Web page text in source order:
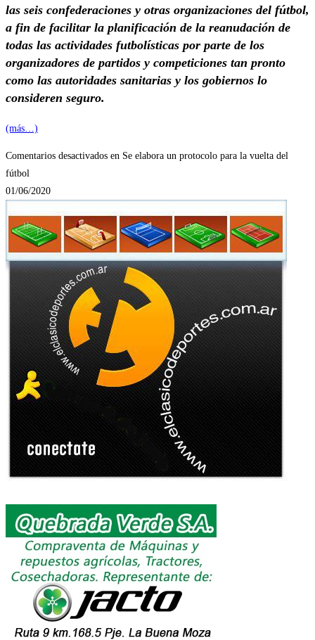
las seis confederaciones y otras organizaciones del fútbol,
a fin de facilitar la planificación de la reanudación de
todas las actividades futbolísticas por parte de los
organizadores de partidos y competiciones tan pronto
como las autoridades sanitarias y los gobiernos lo
consideren seguro.
(más…)
Comentarios desactivados en Se elabora un protocolo para la vuelta del
fútbol
01/06/2020